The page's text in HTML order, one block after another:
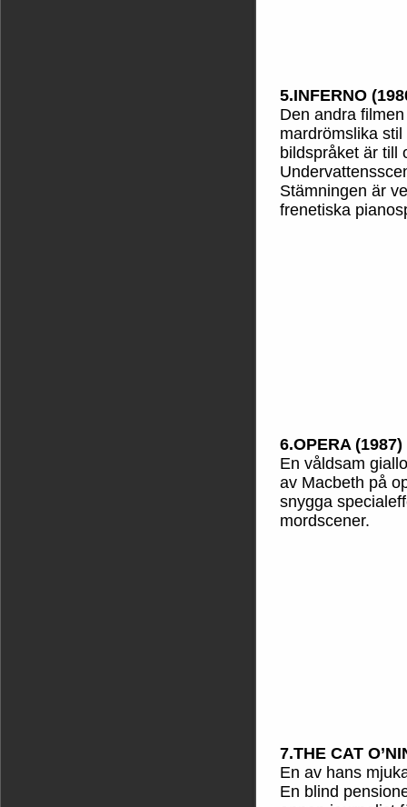
5.INFERNO
Den andra
mardrömslika
bildspråket är till
Stämningen är
frenetiska
6.OPERA (1987)
En våldsam
av Macbeth på
snygga
mordscener.
7.THE CAT
En av hans
En blind